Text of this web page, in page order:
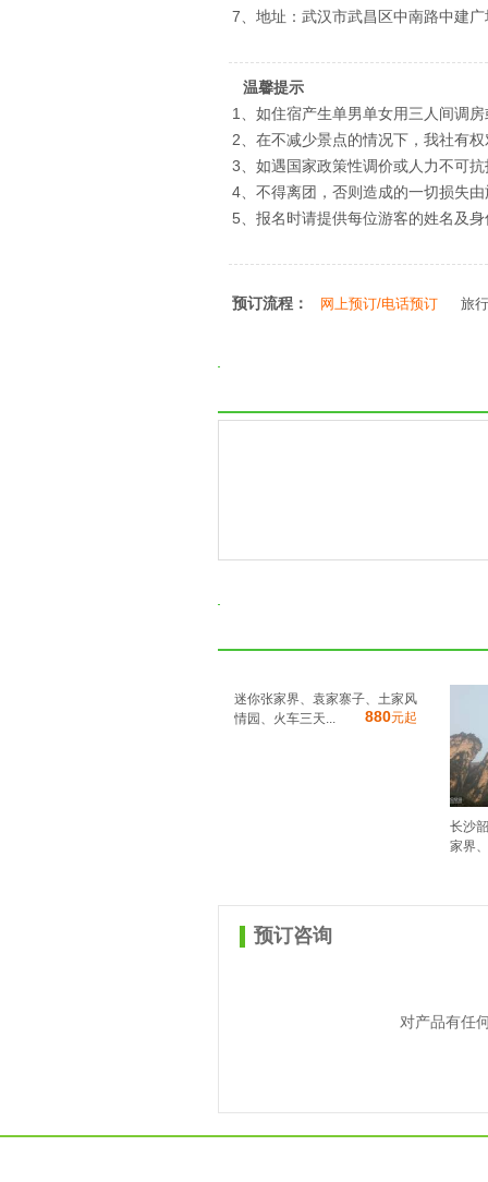
7、地址：武汉市武昌区中南路中建
温馨提示
1、如住宿产生单男单女用三人间调
2、在不减少景点的情况下，我社有
3、如遇国家政策性调价或人力不可
4、不得离团，否则造成的一切损失
5、报名时请提供每位游客的姓名及
预订流程： 网上预订/电话预订 旅
迷你张家界、袁家寨子、土家风
情园、火车三天...
880元起
长沙
家界
预订咨询
对产品有任